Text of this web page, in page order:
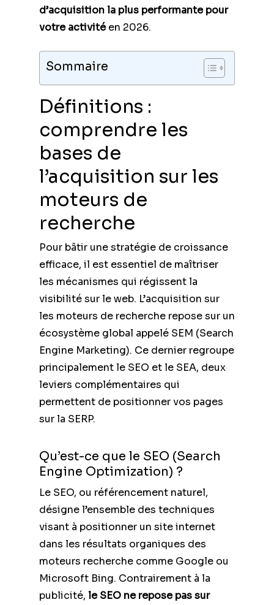
d’acquisition la plus performante pour
votre activitéen 2026.
Sommaire
Définitions :
comprendre les
bases de
l’acquisition sur les
moteurs de
recherche
Pour bâtir une stratégie de croissance
efficace, il est essentiel de maîtriser
les mécanismes qui régissent la
visibilité sur le web. L’acquisition sur
les moteurs de recherche repose sur un
écosystème global appelé SEM (Search
Engine Marketing). Ce dernier regroupe
principalement le SEO et le SEA, deux
leviers complémentaires qui
permettent de positionner vos pages
sur la SERP.
Qu’est-ce que le SEO (Search
Engine Optimization) ?
Le SEO, ou référencement naturel,
désigne l’ensemble des techniques
visant à positionner un site internet
dans les résultats organiques des
moteurs recherche comme Google ou
Microsoft Bing. Contrairement à la
publicité, le SEO ne repose pas sur